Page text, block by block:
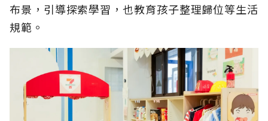
布景，引導探索學習，也教育孩子整理歸位等生活
規範。